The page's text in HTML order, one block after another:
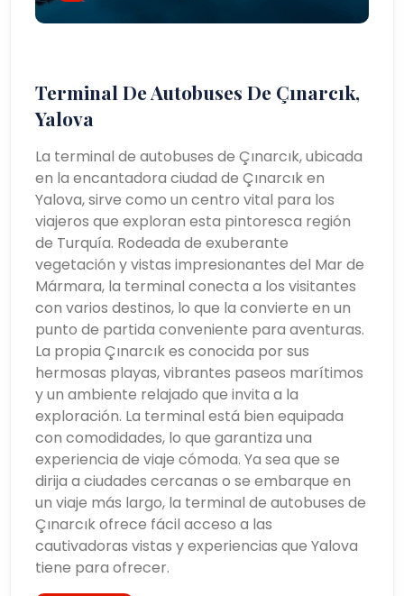
Terminal De Autobuses De Çınarcık,
Yalova
La terminal de autobuses de Çınarcık, ubicada
en la encantadora ciudad de Çınarcık en
Yalova, sirve como un centro vital para los
viajeros que exploran esta pintoresca región
de Turquía. Rodeada de exuberante
vegetación y vistas impresionantes del Mar de
Mármara, la terminal conecta a los visitantes
con varios destinos, lo que la convierte en un
punto de partida conveniente para aventuras.
La propia Çınarcık es conocida por sus
hermosas playas, vibrantes paseos marítimos
y un ambiente relajado que invita a la
exploración. La terminal está bien equipada
con comodidades, lo que garantiza una
experiencia de viaje cómoda. Ya sea que se
dirija a ciudades cercanas o se embarque en
un viaje más largo, la terminal de autobuses de
Çınarcık ofrece fácil acceso a las
cautivadoras vistas y experiencias que Yalova
tiene para ofrecer.